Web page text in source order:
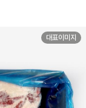
대표이미지